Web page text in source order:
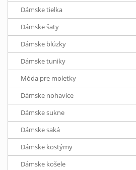
Dámske tielka
Dámske šaty
Dámske blúzky
Dámske tuniky
Móda pre moletky
Dámske nohavice
Dámske sukne
Dámske saká
Dámske kostýmy
Dámske košele